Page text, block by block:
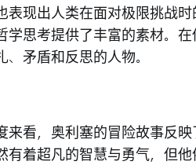
表现出人类在面对极限挑战
学思考提供了丰富的素材。
、矛盾和反思的人物。
来看，奥利塞的冒险故事反
有着超凡的智慧与勇气，但